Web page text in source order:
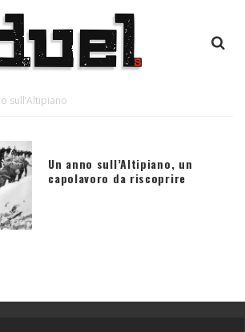
sull’Altipiano
Un anno sull’Altipiano, un
capolavoro da riscoprire